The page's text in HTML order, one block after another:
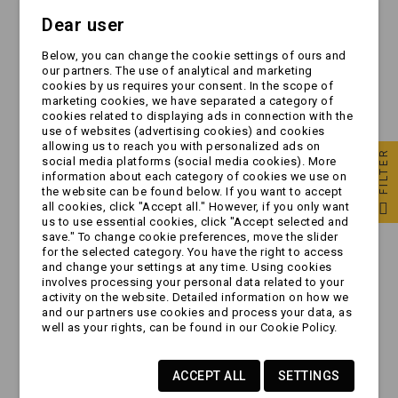
Amortyzator - do
urządzenia
najazdowego
ORYGINAŁ | KNOTT |
KFL12-A - KFL12-B...
zł279.99
Amortyzator - do
urządzenia
najazdowego
ORYGINAŁ | AL-KO |
90S/3 -...
zł294.99
Amortyzator - do
urządzenia
FILTER
Dear user
Below, you can change the cookie settings of ours and
our partners. The use of analytical and marketing
cookies by us requires your consent. In the scope of
marketing cookies, we have separated a category of
cookies related to displaying ads in connection with the
use of websites (advertising cookies) and cookies
allowing us to reach you with personalized ads on
social media platforms (social media cookies). More
information about each category of cookies we use on
the website can be found below. If you want to accept
all cookies, click "Accept all." However, if you only want
us to use essential cookies, click "Accept selected and
save." To change cookie preferences, move the slider
for the selected category. You have the right to access
and change your settings at any time. Using cookies
involves processing your personal data related to your
activity on the website. Detailed information on how we
and our partners use cookies and process your data, as
well as your rights, can be found in our Cookie Policy.
SETTINGS
ACCEPT ALL